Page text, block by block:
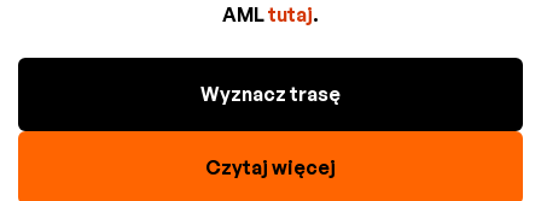
AMLtutaj.
Wyznacz trasę
Czytaj więcej